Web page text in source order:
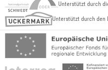
Unterstützt durch
Unterstützt durch den